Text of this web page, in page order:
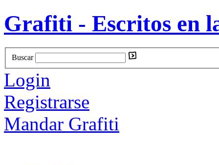
Grafiti - Escritos en
Buscar
Login
Registrarse
Mandar Grafiti